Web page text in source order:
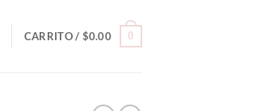
CARRITO / $0.00 0